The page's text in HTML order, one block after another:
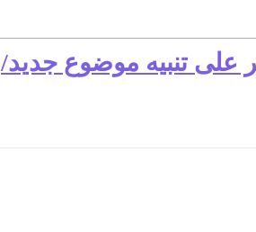
على تنبيه موضوع جديد/